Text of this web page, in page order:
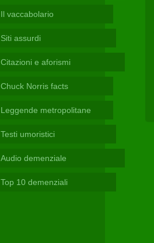
Il vaccabolario
Siti assurdi
Citazioni e aforismi
Chuck Norris facts
Leggende metropolitane
Testi umoristici
Audio demenziale
Top 10 demenziali